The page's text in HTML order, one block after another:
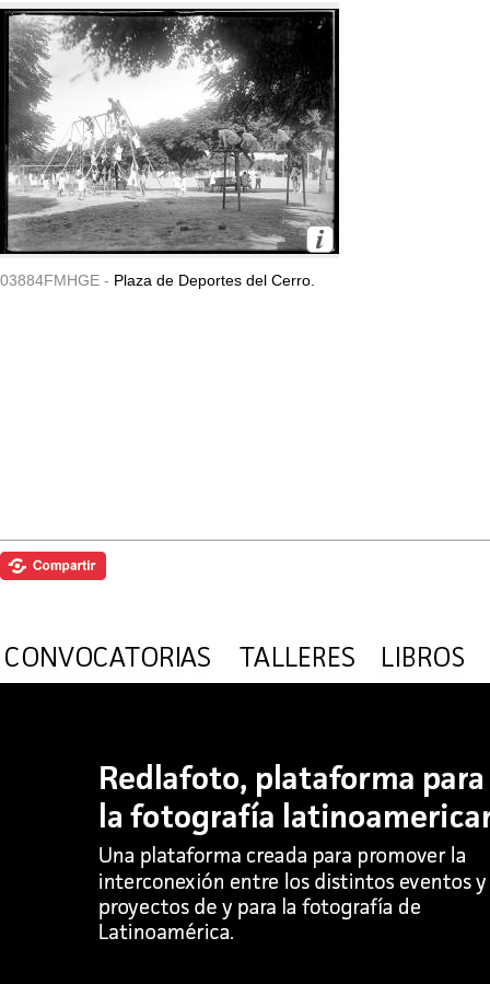
03884FMHGE - Plaza de Deportes del Cerro.